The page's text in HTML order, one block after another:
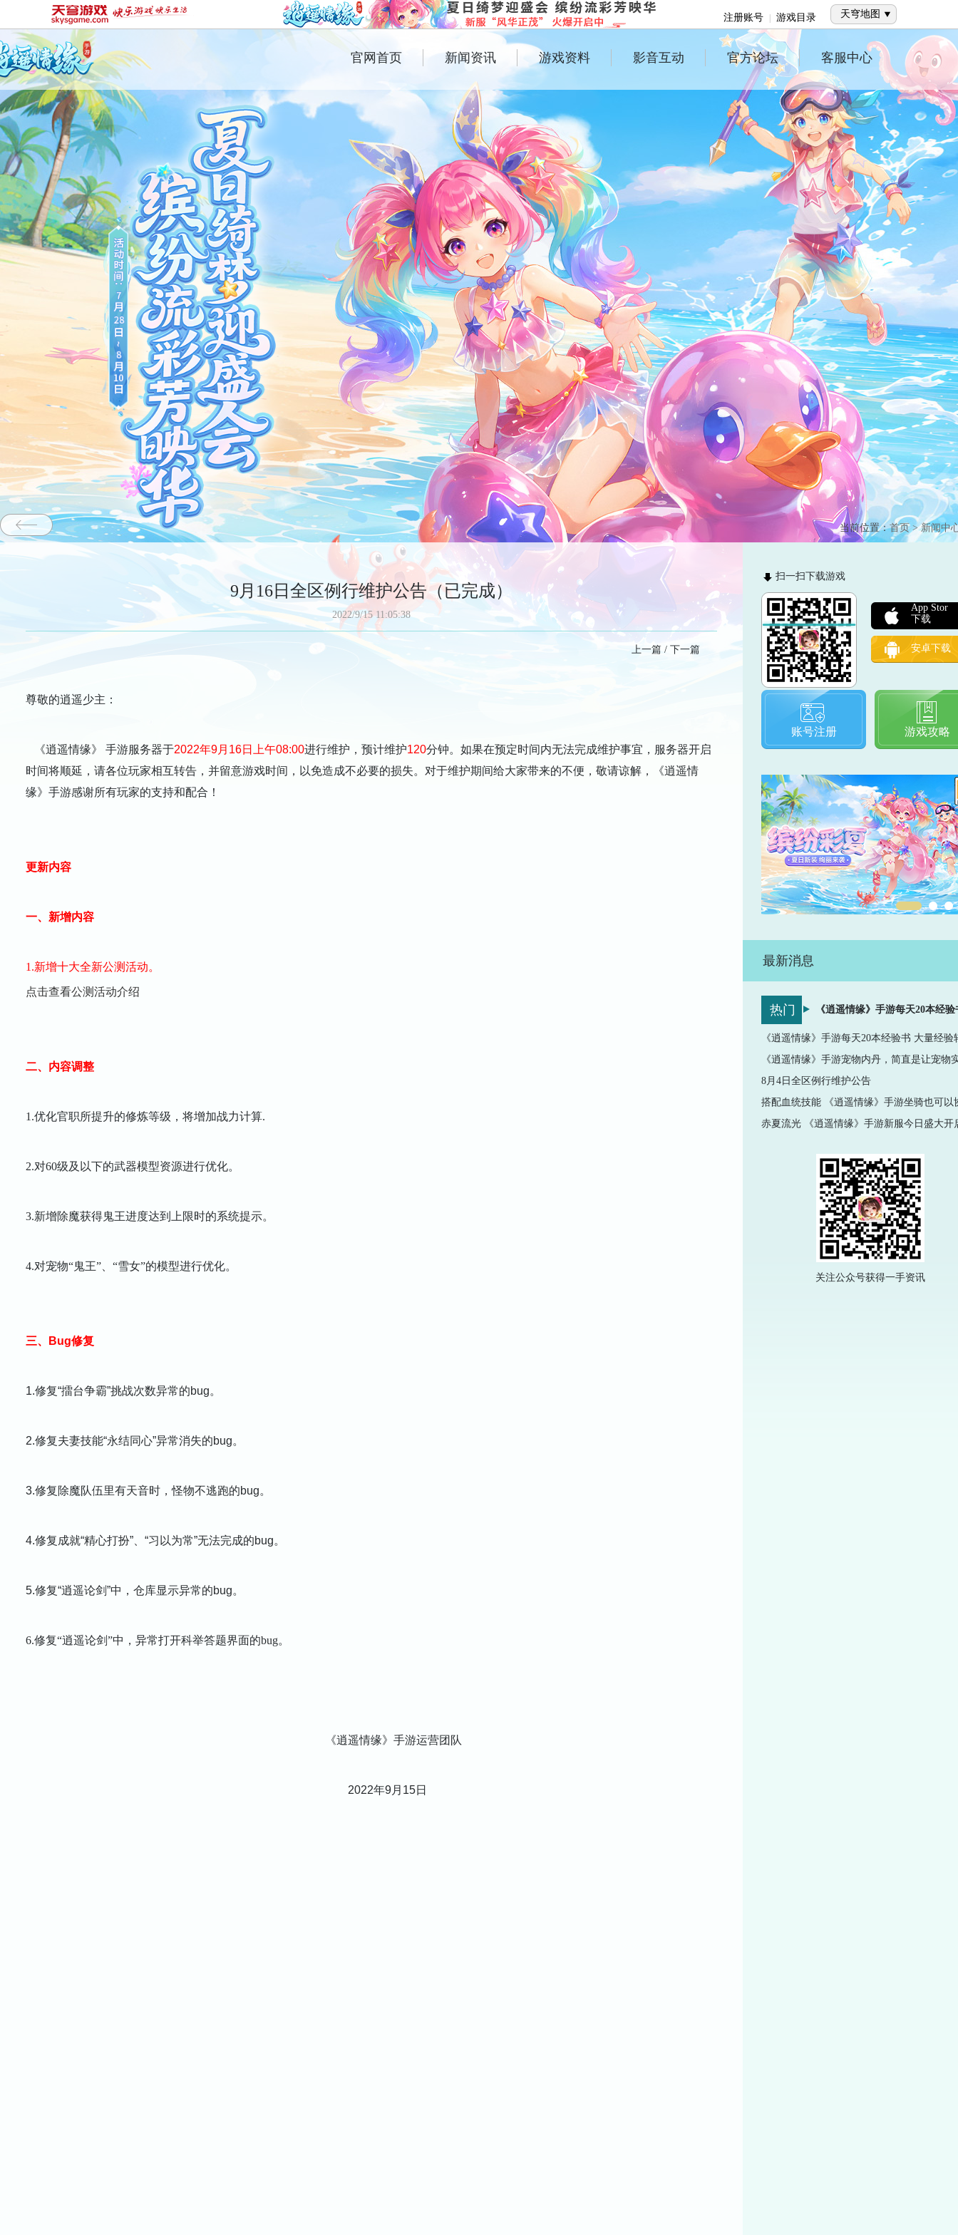
天穹地图
注册账号 游戏目录
官网首页 新闻资讯 游戏资料 影音互动 官方论坛 客服中心
当前位置：首页>新闻中
9月16日全区例行维护公告（已完成）
2022/9/15 11:05:38
上一篇 / 下一篇
尊敬的逍遥少主：
《逍遥情缘》 手游服务器于2022年9月16日上午08:00进行维护，预计维护120分钟。如果在预定时间内无法完成维护事宜，服务器开启
时间将顺延，请各位玩家相互转告，并留意游戏时间，以免造成不必要的损失。对于维护期间给大家带来的不便，敬请谅解，《逍遥情
缘》手游感谢所有玩家的支持和配合！
更新内容
一、新增内容
1.新增十大全新公测活动。
点击查看公测活动介绍
二、内容调整
1.优化官职所提升的修炼等级，将增加战力计算.
2.对60级及以下的武器模型资源进行优化。
3.新增除魔获得鬼王进度达到上限时的系统提示。
4.对宠物“鬼王”、“雪女”的模型进行优化。
三、Bug修复
1.修复“擂台争霸”挑战次数异常的bug。
2.修复夫妻技能“永结同心”异常消失的bug。
3.修复除魔队伍里有天音时，怪物不逃跑的bug。
4.修复成就“精心打扮”、“习以为常”无法完成的bug。
5.修复“逍遥论剑”中，仓库显示异常的bug。
6.修复“逍遥论剑”中，异常打开科举答题界面的bug。
《逍遥情缘》手游运营团队
2022年9月15日
扫一扫下载游戏
App Stor
下载
安卓下载
账号注册 游戏攻略
最新消息
热门
8月4日全区例行维护公告
赤夏流光 《逍遥情缘》手游新服今日盛大开
关注公众号获得一手资讯